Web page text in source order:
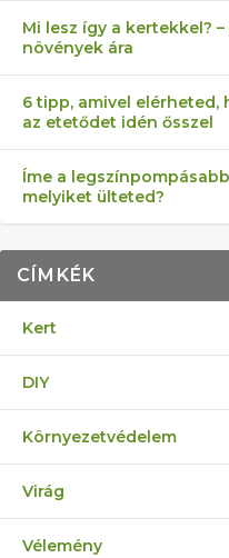
Mi lesz így a kertekkel?
növények ára
6 tipp, amivel
az etetődet idén ősszel
Íme a
melyiket ülteted?
CÍMKÉK
Kert
DIY
Környezetvédelem
Virág
Vélemény